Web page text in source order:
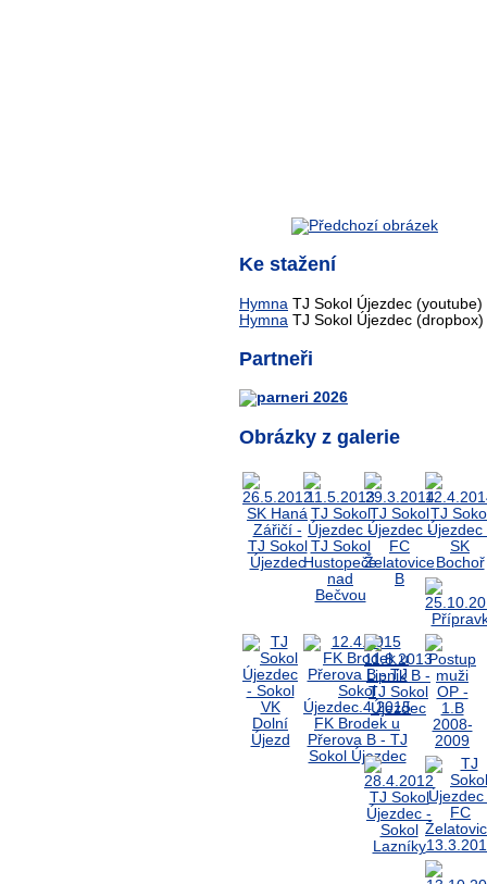
Ke stažení
Hymna TJ Sokol Újezdec (youtube)
Hymna TJ Sokol Újezdec (dropbox)
Partneři
Obrázky z galerie